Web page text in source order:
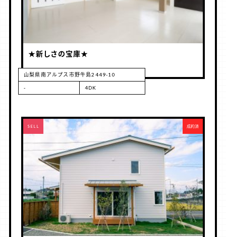
★新しさの宝庫★
山梨県南アルプス市野牛島2449-10
- 4DK
RENT
SELL 成約済